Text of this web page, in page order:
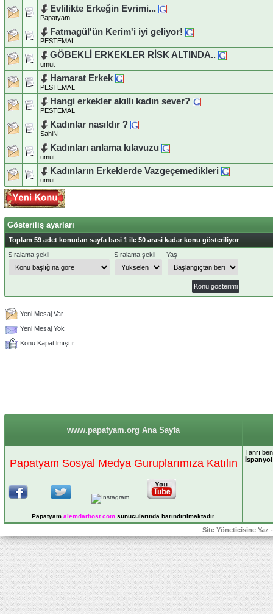
Evlilikte Erkeğin Evrimi...
Papatyam
Fatmagül'ün Kerim'i iyi geliyor!
PESTEMAL
GÖBEKLİ ERKEKLER RİSK ALTINDA..
umut
Hamarat Erkek
PESTEMAL
Hangi erkekler akıllı kadın sever?
PESTEMAL
Kadınlar nasıldır ?
SahiN
Kadınları anlama kılavuzu
umut
Kadınların Erkeklerde Vazgeçemedikleri
umut
Gösteriliş ayarları
Toplam 59 adet konudan sayfa basi 1 ile 50 arasi kadar konu gösteriliyor
Sıralama şekli
Sıralama şekli Yaş
Yeni Mesaj Var
Yeni Mesaj Yok
Konu Kapatılmıştır
www.papatyam.org Ana Sayfa
Papatyam Sosyal Medya Guruplarımıza Katılın
Papatyam alemdarhost.comsunucularında barındırılmaktadır.
Tanrı
Site Yöneticisine Yaz